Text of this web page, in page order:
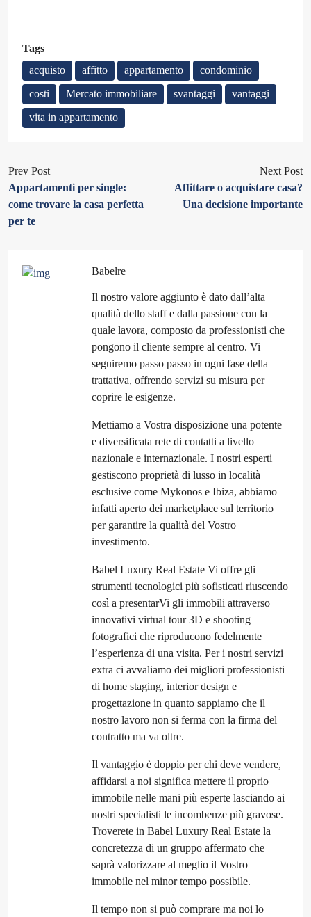
Tags
acquisto
affitto appartamento
condominio
costi
Mercato immobiliare svantaggi
vantaggi
vita in appartamento
Prev Post
Appartamenti per single:
come trovare la casa perfetta
per te
Next Post
Affittare o acquistare casa?
Una decisione importante
Babelre
Il nostro valore aggiunto è dato dall’alta
qualità dello staff e dalla passione con la
quale lavora, composto da professionisti che
pongono il cliente sempre al centro. Vi
seguiremo passo passo in ogni fase della
trattativa, offrendo servizi su misura per
coprire le esigenze.
Mettiamo a Vostra disposizione una potente
e diversificata rete di contatti a livello
nazionale e internazionale. I nostri esperti
gestiscono proprietà di lusso in località
esclusive come Mykonos e Ibiza, abbiamo
infatti aperto dei marketplace sul territorio
per garantire la qualità del Vostro
investimento.
Babel Luxury Real Estate Vi offre gli
strumenti tecnologici più sofisticati riuscendo
così a presentarVi gli immobili attraverso
innovativi virtual tour 3D e shooting
fotografici che riproducono fedelmente
l’esperienza di una visita. Per i nostri servizi
extra ci avvaliamo dei migliori professionisti
di home staging, interior design e
progettazione in quanto sappiamo che il
nostro lavoro non si ferma con la firma del
contratto ma va oltre.
Il vantaggio è doppio per chi deve vendere,
affidarsi a noi significa mettere il proprio
immobile nelle mani più esperte lasciando ai
nostri specialisti le incombenze più gravose.
Troverete in Babel Luxury Real Estate la
concretezza di un gruppo affermato che
saprà valorizzare al meglio il Vostro
immobile nel minor tempo possibile.
Il tempo non si può comprare ma noi lo